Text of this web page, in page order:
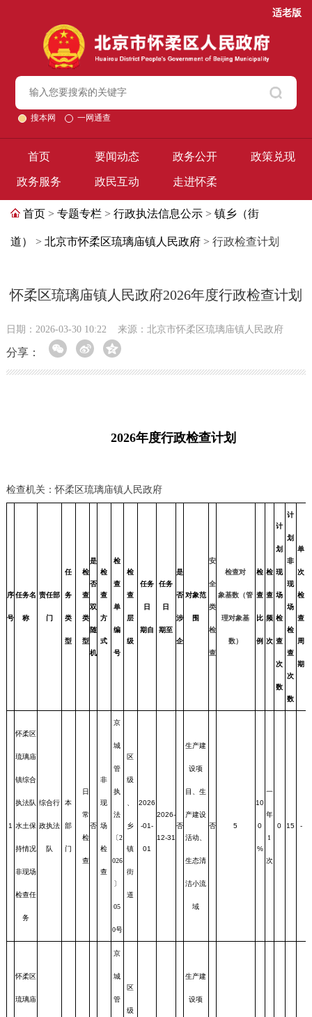
适老版
搜本网 一网通查
首页 要闻动态 政务公开 政策兑现
政务服务 政民互动 走进怀柔
首页 > 专题专栏 > 行政执法信息公示 > 镇乡（街
道） > 北京市怀柔区琉璃庙镇人民政府 > 行政检查计划
怀柔区琉璃庙镇人民政府2026年度行政检查计划
日期：2026-03-30 10:22 来源：​北京市怀柔区琉璃庙镇人民政府
分享：
2026年度行政检查计划
检查机关：怀柔区琉璃庙镇人民政府
序
号
任务名
称
责任部
门
任
务
类
型
检
查
类
型
是
否
双
随
机
检
查
方
式
检
查
单
编
号
检
查
层
级
任务
日
期自
任务
日
期至
是
否
涉
企
对象范
围
安
全
类
检
查
检查对
象基数（管
理对象基
数）
检
查
比
例
检
查
频
次
计
划
现
场
检
查
次
数
计
划
非
现
场
检
查
次
数
单
次
检
查
周
期
1
怀柔区
琉璃庙
镇综合
执法队
水土保
持情况
非现场
检查任
务
综合行
政执法
队
本
部
门
日
常
检
查
否
非
现
场
检
查
京
城
管
执
法
〔2
026
〕
05
0号
区
级
乡
镇
街
道
2026
-01-
01
2026-
12-31
否
生产建
设项
目、生
产建设
活动、
生态清
洁小流
域
否 5
10
0
%
一
年
1
次
0 15 -
怀柔区
琉璃庙
京
城
管
区
级
生产建
设项